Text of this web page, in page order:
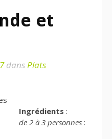
et
dansPlats
Ingrédients :
de 2 à 3 personnes: